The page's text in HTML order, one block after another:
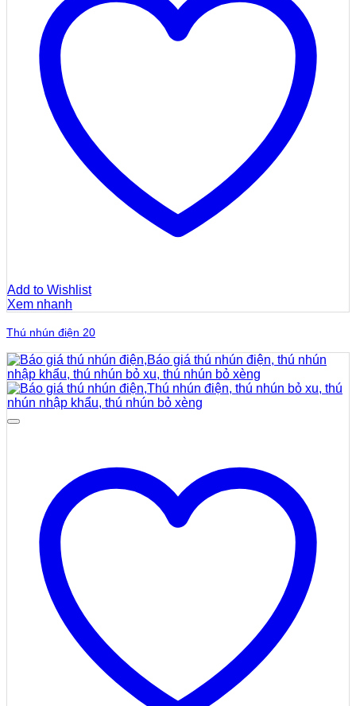
Add to Wishlist
Xem nhanh
Thú nhún điện 20